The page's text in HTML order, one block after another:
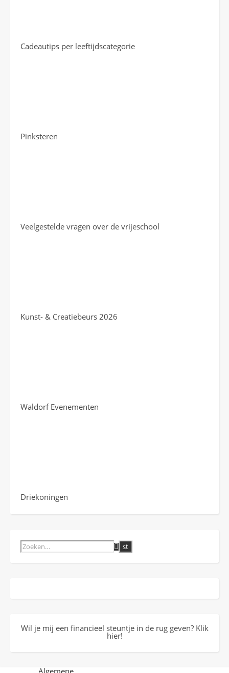
Cadeautips per leeftijdscategorie
Pinksteren
Veelgestelde vragen over de vrijeschool
Kunst- & Creatiebeurs 2026
Waldorf Evenementen
Driekoningen
Wil je mij een financieel steuntje in de rug geven? Klik
hier!